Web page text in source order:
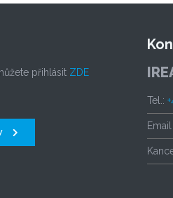
přihlásit ZDE
Tel.:
Email